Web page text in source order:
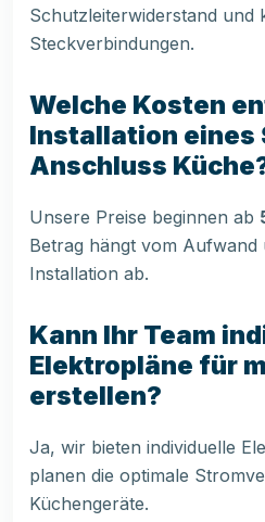
Schutzleiterwiderstand und
Steckverbindungen.
Welche Kosten
Installation eines
Anschluss
Unsere Preise beginnen ab
Betrag hängt vom
Installation ab.
Kann Ihr Team
Elektropläne für
erstellen?
Ja, wir bieten individuelle
planen die optimale
Küchengeräte.